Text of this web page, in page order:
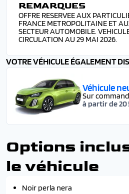
REMARQUES
OFFRE RESERVEE AUX
FRANCE METROPOLITAINE ET
SECTEUR AUTOMOBILE.
CIRCULATION AU 29 MAI 2026.
VOTRE VÉHICULE ÉGALEMENT
Véhicule
Sur
à partir de 20
Options
le véhicule
Noir perla nera